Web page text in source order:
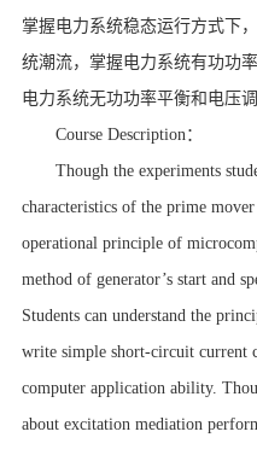
掌握电力系统稳态运行方式下
统潮流，掌握电力系统有功功
电力系统无功功率平衡和电压
Course Description：
Though the experiments
characteristics of the prime
operational principle of
method of generator’s start and
Students can understand the
write simple short-circuit current
computer application ability.
about excitation mediation